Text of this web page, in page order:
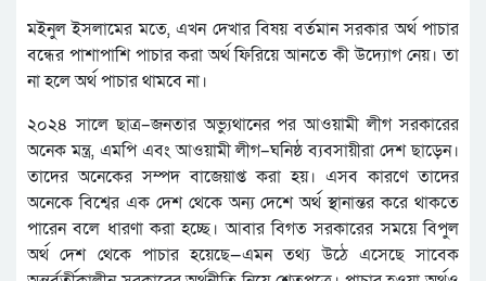
মইনুল ইসলামের মতে, এখন দেখার বিষয় বর্তমান সরকার অর্থ পাচার
বন্ধের পাশাপাশি পাচার করা অর্থ ফিরিয়ে আনতে কী উদ্যোগ নেয়। তা
না হলে অর্থ পাচার থামবে না।
২০২৪ সালে ছাত্র–জনতার অভ্যুথানের পর আওয়ামী লীগ সরকারের
অনেক মন্ত্র, এমপি এবং আওয়ামী লীগ–ঘনিষ্ঠ ব্যবসায়ীরা দেশ ছাড়েন।
তাদের অনেকের সম্পদ বাজেয়াপ্ত করা হয়। এসব কারণে তাদের
অনেকে বিশ্বের এক দেশ থেকে অন্য দেশে অর্থ স্থানান্তর করে থাকতে
পারেন বলে ধারণা করা হচ্ছে। আবার বিগত সরকারের সময়ে বিপুল
অর্থ দেশ থেকে পাচার হয়েছে—এমন তথ্য উঠে এসেছে সাবেক